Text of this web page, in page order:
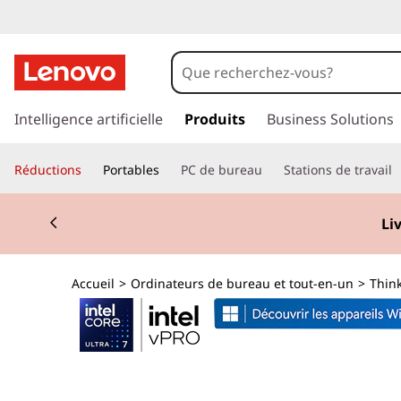
h
n
k
e
a
e
r
c
Intelligence artificielle Produits Business Solutions
Réductions Portables PC de bureau Stations de travail
Currently displaying item 2 of 2
Accueil > Ordinateurs de bureau et tout-en-un >